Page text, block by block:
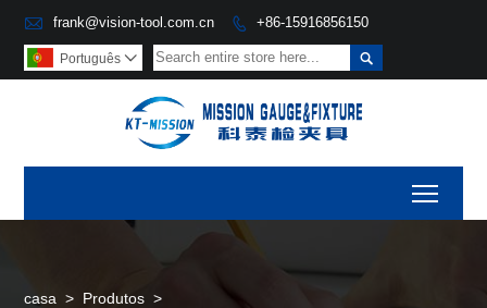
 frank@vision-tool.com.cn  +86-15916856150

Português 
casa > Produtos >